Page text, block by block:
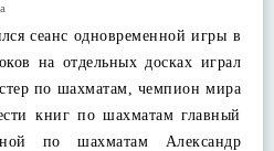
сеанс одновременной игры в
на отдельных досках играл
по шахматам, чемпион мира
книг по шахматам главный
по шахматам Александр